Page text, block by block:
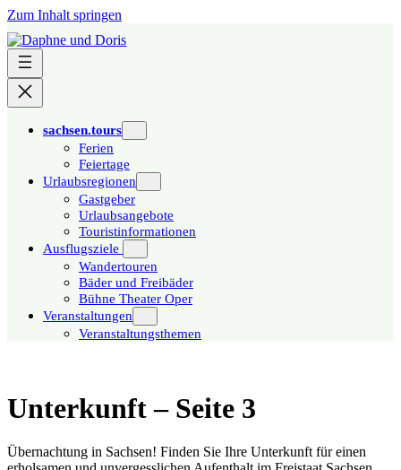
Zum Inhalt springen
sachsen.tours
Ferien
Feiertage
Urlaubsregionen
Gastgeber
Urlaubsangebote
Touristinformationen
Ausflugsziele
Wandertouren
Bäder und Freibäder
Bühne Theater Oper
Veranstaltungen
Veranstaltungsthemen
Unterkunft– Seite 3
Übernachtung in Sachsen! Finden Sie Ihre Unterkunft für einen